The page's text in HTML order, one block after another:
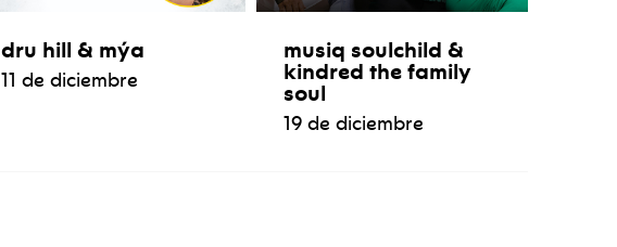
dru hill & mýa
11 de diciembre
musiq soulchild &
kindred the family
soul
19 de diciembre